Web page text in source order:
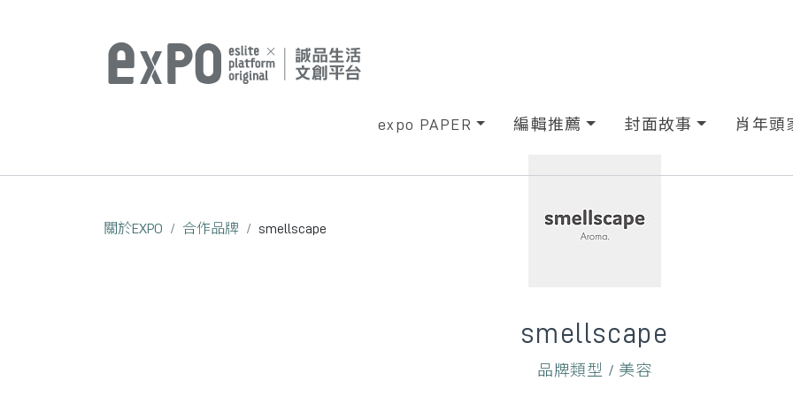
expo PAPER 編輯推薦 封面故事 肖年頭
關於EXPO 合作品牌 smellscape
smellscape
品牌類型 / 美容